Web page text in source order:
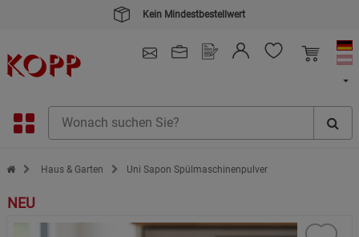
Kein Mindestbestellwert
Zur Startseite des Kopp Verlag Online-Shop
Haus & Garten Uni Sapon Spülmaschinenpulver
NEU